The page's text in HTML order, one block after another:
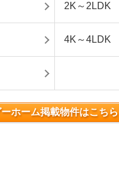
2K～2LDK
4K～4LDK
ーホーム掲載物件はこちら